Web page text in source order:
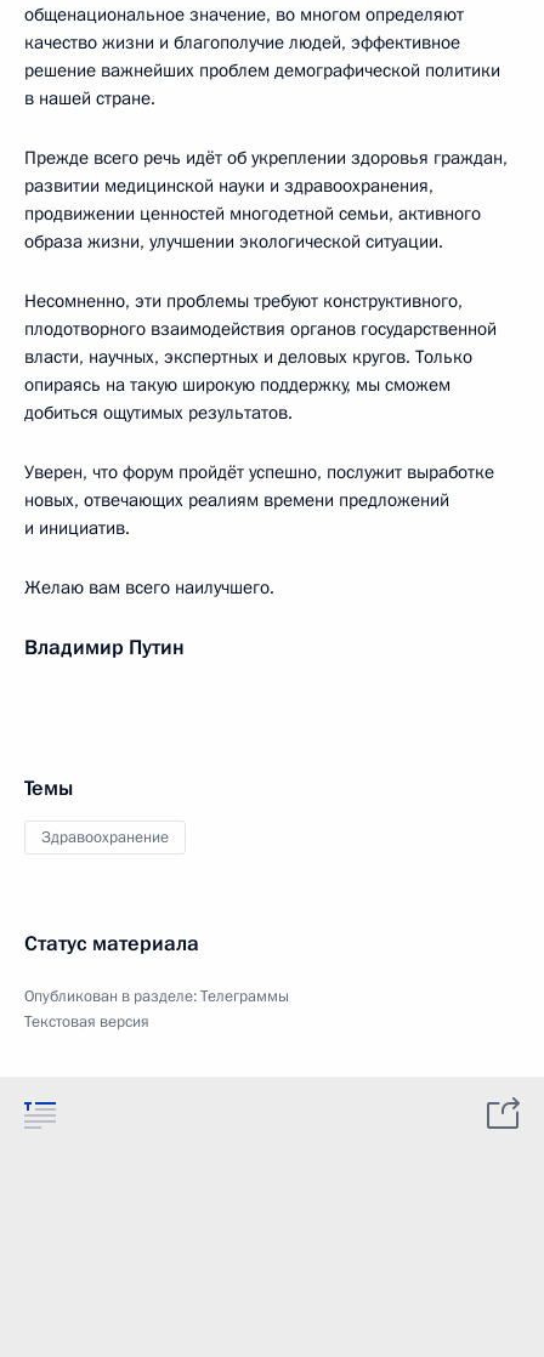
общенациональное значение, во многом определяют
качество жизни и благополучие людей, эффективное
решение важнейших проблем демографической политики
в нашей стране.
Прежде всего речь идёт об укреплении здоровья граждан,
развитии медицинской науки и здравоохранения,
продвижении ценностей многодетной семьи, активного
образа жизни, улучшении экологической ситуации.
Несомненно, эти проблемы требуют конструктивного,
плодотворного взаимодействия органов государственной
власти, научных, экспертных и деловых кругов. Только
опираясь на такую широкую поддержку, мы сможем
добиться ощутимых результатов.
Уверен, что форум пройдёт успешно, послужит выработке
новых, отвечающих реалиям времени предложений
и инициатив.
Желаю вам всего наилучшего.
Владимир Путин
Темы
Здравоохранение
Статус материала
Опубликован в разделе:Телеграммы
Текстовая версия